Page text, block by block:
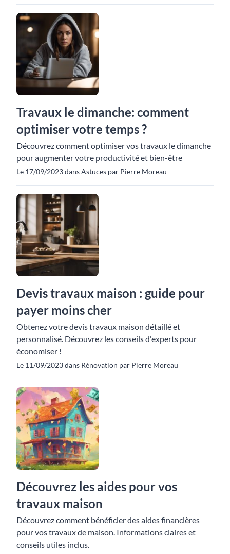
Travaux le dimanche: comment
optimiser votre temps ?
Découvrez comment optimiser vos travaux le dimanche
pour augmenter votre productivité et bien-être
Le 17/09/2023 dans Astuces par Pierre Moreau
Devis travaux maison : guide pour
payer moins cher
Obtenez votre devis travaux maison détaillé et
personnalisé. Découvrez les conseils d'experts pour
économiser !
Le 11/09/2023 dans Rénovation par Pierre Moreau
Découvrez les aides pour vos
travaux maison
Découvrez comment bénéficier des aides financières
pour vos travaux de maison. Informations claires et
conseils utiles inclus.